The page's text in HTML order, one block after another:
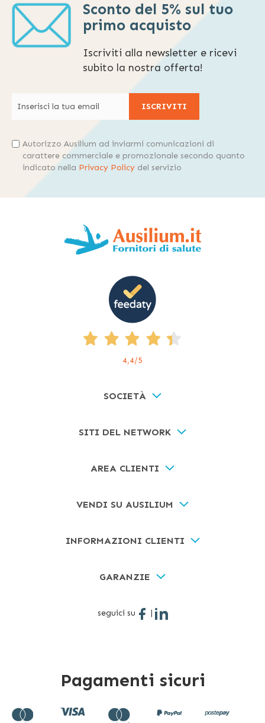
Sconto del 5% sul tuo
primo acquisto
Iscriviti alla newsletter e ricevi
subito la nostra offerta!
ISCRIVITI
Autorizzo Ausilium ad inviarmi comunicazioni di
carattere commerciale e promozionale secondo quanto
indicato nella Privacy Policy del servizio
4,4/5
SOCIETÀ
SITI DEL NETWORK
AREA CLIENTI
VENDI SU AUSILIUM
INFORMAZIONI CLIENTI
GARANZIE
seguici su |
Pagamenti sicuri